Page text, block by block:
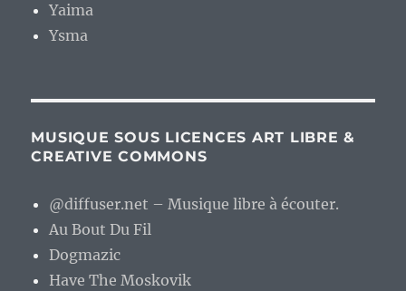
Yaima
Ysma
MUSIQUE SOUS LICENCES ART LIBRE &
CREATIVE COMMONS
@diffuser.net – Musique libre à écouter.
Au Bout Du Fil
Dogmazic
Have The Moskovik